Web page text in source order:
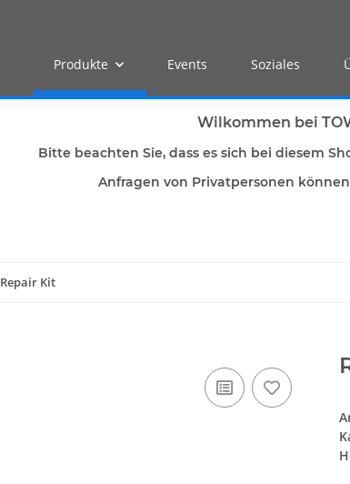
Produkte Events Soziales
Wilkommen bei
Bitte beachten Sie, dass es sich bei diesem
Anfragen von Privatpersonen
Repair Kit